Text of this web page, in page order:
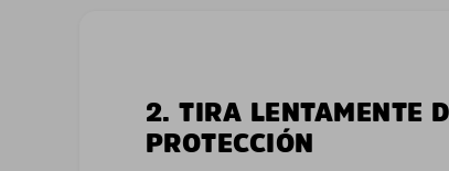
2. TIRA LENTAMENTE
PROTECCIÓN